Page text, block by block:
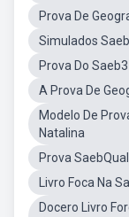
Prova De
Simulados
Prova Do
A Prova De
Modelo De
Natalina
Prova
Livro Foca Na
Docero Livro